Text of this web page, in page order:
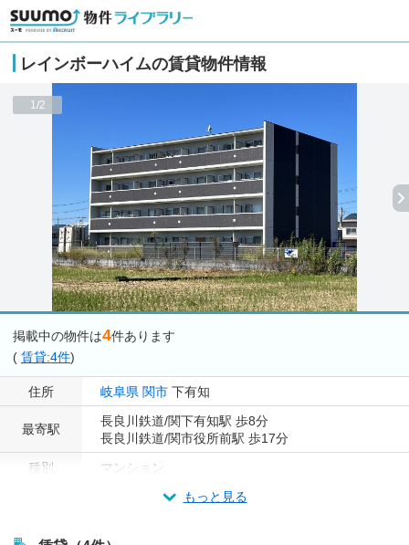
レインボーハイムの賃貸物件情報
1/2
掲載中の物件は4件あります
( 賃貸:4件)
住所 岐阜県 関市 下有知
最寄駅
長良川鉄道/関下有知駅 歩8分
長良川鉄道/関市役所前駅 歩17分
種別
マンション
もっと見る